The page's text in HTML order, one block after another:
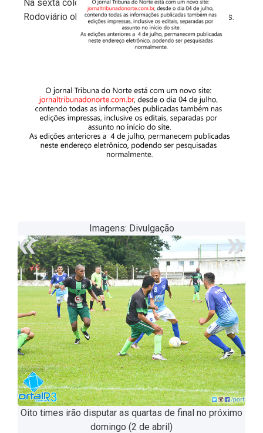
Na sexta colocação e lanterna do grupo, o
Rodoviário obteve 8 pontos e apenas duas vitórias.
Imagens: Divulgação
«
Oito times irão disputar as quartas de final no próximo
domingo (2 de abril)
»